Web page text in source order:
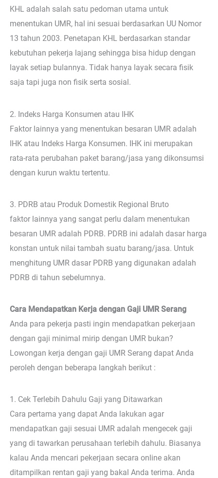
KHL adalah salah satu pedoman utama untuk
menentukan UMR, hal ini sesuai berdasarkan UU Nomor
13 tahun 2003. Penetapan KHL berdasarkan standar
kebutuhan pekerja lajang sehingga bisa hidup dengan
layak setiap bulannya. Tidak hanya layak secara fisik
saja tapi juga non fisik serta sosial.
2. Indeks Harga Konsumen atau IHK
Faktor lainnya yang menentukan besaran UMR adalah
IHK atau Indeks Harga Konsumen. IHK ini merupakan
rata-rata perubahan paket barang/jasa yang dikonsumsi
dengan kurun waktu tertentu.
3. PDRB atau Produk Domestik Regional Bruto
faktor lainnya yang sangat perlu dalam menentukan
besaran UMR adalah PDRB. PDRB ini adalah dasar harga
konstan untuk nilai tambah suatu barang/jasa. Untuk
menghitung UMR dasar PDRB yang digunakan adalah
PDRB di tahun sebelumnya.
Cara Mendapatkan Kerja dengan Gaji UMR Serang
Anda para pekerja pasti ingin mendapatkan pekerjaan
dengan gaji minimal mirip dengan UMR bukan?
Lowongan kerja dengan gaji UMR Serang dapat Anda
peroleh dengan beberapa langkah berikut :
1. Cek Terlebih Dahulu Gaji yang Ditawarkan
Cara pertama yang dapat Anda lakukan agar
mendapatkan gaji sesuai UMR adalah mengecek gaji
yang di tawarkan perusahaan terlebih dahulu. Biasanya
kalau Anda mencari pekerjaan secara online akan
ditampilkan rentan gaji yang bakal Anda terima. Anda